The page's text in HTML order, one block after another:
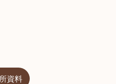
資料